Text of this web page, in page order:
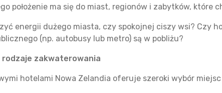
położenie ma się do miast, regionów i zabytków, które
energii dużego miasta, czy spokojnej ciszy wsi? Czy
(np. autobusy lub metro) są w pobliżu?
rodzaje zakwaterowania
hotelami Nowa Zelandia oferuje szeroki wybór